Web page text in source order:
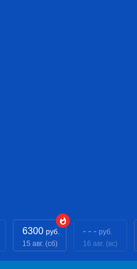
6300 руб.
15 авг. (сб)
- - - руб.
16 авг. (вс)